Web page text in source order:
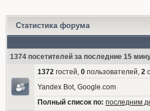
Статистика форума
1374 посетителей за последние 15
1372гостей, 0пользователей, 2
Yandex Bot, Google.com
Полный список по: последним